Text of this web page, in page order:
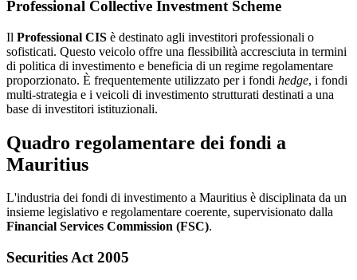
Professional Collective Investment Scheme
Il Professional CIS è destinato agli investitori professionali o
sofisticati. Questo veicolo offre una flessibilità accresciuta in termini
di politica di investimento e beneficia di un regime regolamentare
proporzionato. È frequentemente utilizzato per i fondi hedge, i fondi
multi-strategia e i veicoli di investimento strutturati destinati a una
base di investitori istituzionali.
Quadro regolamentare dei fondi a
Mauritius
L'industria dei fondi di investimento a Mauritius è disciplinata da un
insieme legislativo e regolamentare coerente, supervisionato dalla
Financial Services Commission (FSC).
Securities Act 2005